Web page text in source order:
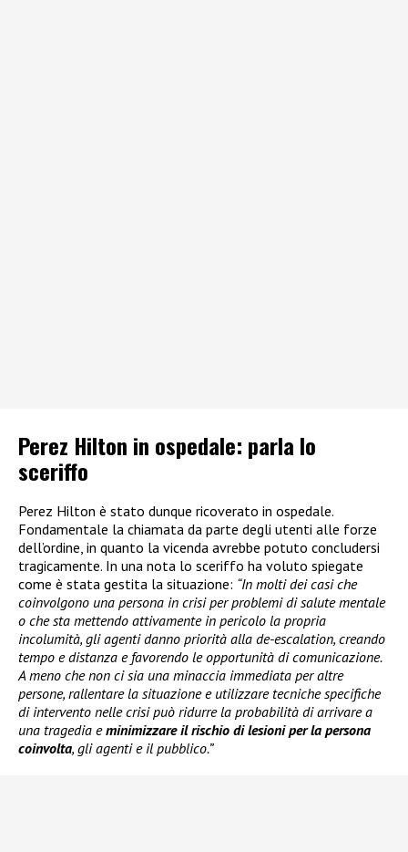
Perez Hilton in ospedale: parla lo
sceriffo
Perez Hilton è stato dunque ricoverato in ospedale.
Fondamentale la chiamata da parte degli utenti alle forze
dell’ordine, in quanto la vicenda avrebbe potuto concludersi
tragicamente. In una nota lo sceriffo ha voluto spiegate
come è stata gestita la situazione: “In molti dei casi che
coinvolgono una persona in crisi per problemi di salute mentale
o che sta mettendo attivamente in pericolo la propria
incolumità, gli agenti danno priorità alla de-escalation, creando
tempo e distanza e favorendo le opportunità di comunicazione.
A meno che non ci sia una minaccia immediata per altre
persone, rallentare la situazione e utilizzare tecniche specifiche
di intervento nelle crisi può ridurre la probabilità di arrivare a
una tragedia eminimizzare il rischio di lesioni per la persona
coinvolta, gli agenti e il pubblico.”